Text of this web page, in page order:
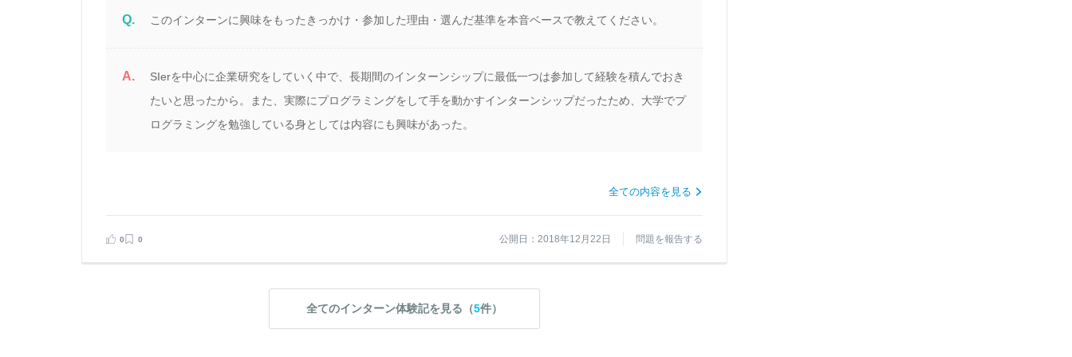
Q. このインターンに興味をもったきっかけ・参加した理由・選んだ基準を本音ベースで教えてください。
A.
SIerを中心に企業研究をしていく中で、長期間のインターンシップに最低一つは参加して経験を積んでおき
たいと思ったから。また、実際にプログラミングをして手を動かすインターンシップだったため、大学でプ
ログラミングを勉強している身としては内容にも興味があった。
全ての内容を見る
0 0 公開日：2018年12月22日 問題を報告する
全てのインターン体験記を見る（5件）